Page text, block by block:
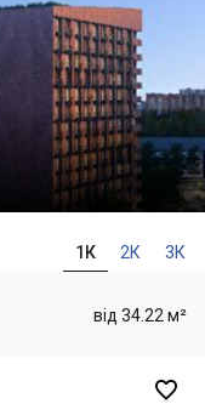
1К 2К 3К
від 34.22 м²
